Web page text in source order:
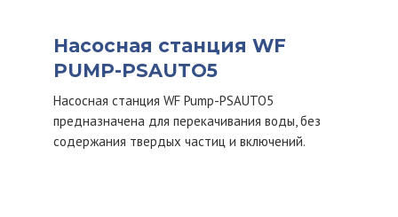
Насосная станция WF
PUMP-PSAUTO5
Насосная станция WF Pump-PSAUTO5
предназначена для перекачивания воды, без
содержания твердых частиц и включений.